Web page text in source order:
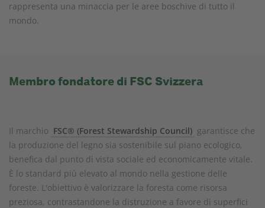
rappresenta una minaccia per le aree boschive di tutto il
mondo.
Membro fondatore di FSC Svizzera
Il marchio FSC® (Forest Stewardship Council) garantisce che
la produzione del legno sia sostenibile sul piano ecologico,
benefica dal punto di vista sociale ed economicamente vitale.
È lo standard più elevato al mondo nella gestione delle
foreste. L'obiettivo è valorizzare la foresta come risorsa
preziosa, contrastandone la distruzione a favore di superfici